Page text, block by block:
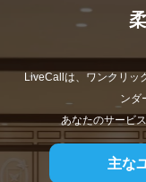
LiveCallは、ワンクリッ
ンダ
あなたのサービ
主な